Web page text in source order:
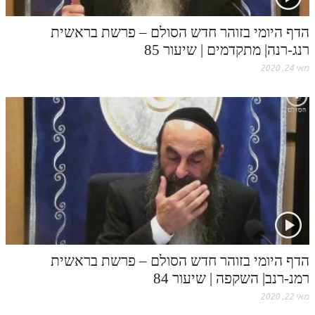
ספר הזוהר – שמות
הזוהר הקדוש שמות מתחילים
הזוהר הקדוש וארא מתחילים
הזוהר הקדוש וארא מתקדמים
הזוהר הקדוש בא מתחילים
הזוהר הקדוש בא מתקדמים
הזוהר הקדוש בשלח מתחילים
הזוהר הקדוש בשלח מתקדמים
הזוהר הקדוש יתרו מתחילים
הזוהר הקדוש יתרו מתקדמים
הדף היומי בזוהר חדש הסולם – פרשת בראשית
רנג-רנה| מתקדמים | שיעור 85
מאי 24, 2020
הדף היומי בזוהר חדש הסולם – פרשת בראשית
רמנ-רנב| השקפה | שיעור 84
מאי 22, 2020